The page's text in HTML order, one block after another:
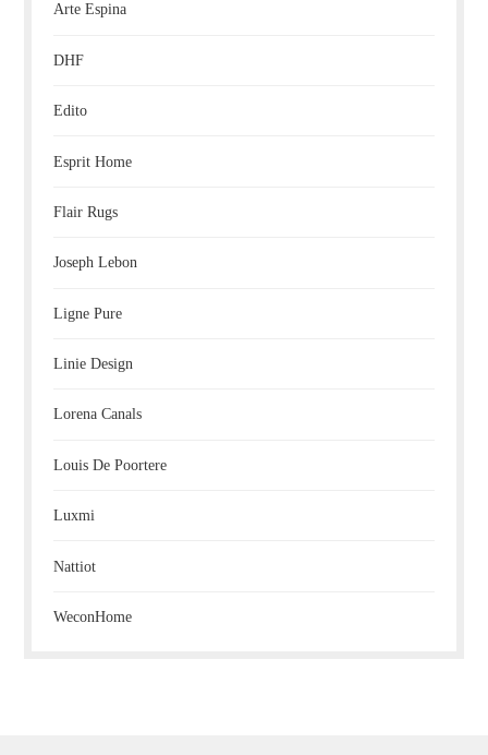
Arte Espina
DHF
Edito
Esprit Home
Flair Rugs
Joseph Lebon
Ligne Pure
Linie Design
Lorena Canals
Louis De Poortere
Luxmi
Nattiot
WeconHome